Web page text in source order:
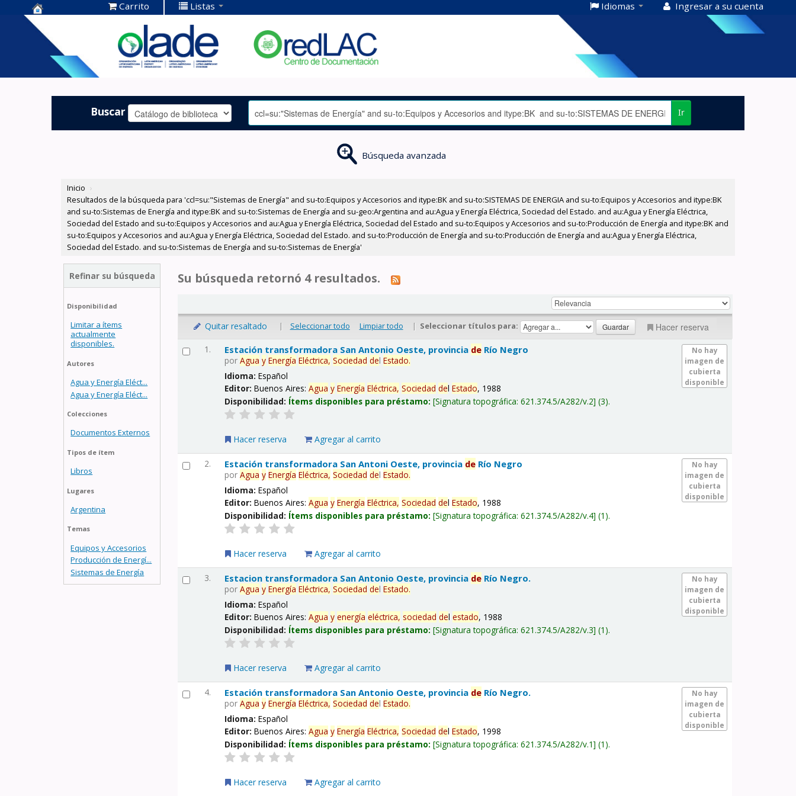
Centro de
Documentación
OLADE -
Carrito Listas Idiomas Ingresar a su cuenta
Buscar Ir
Búsqueda avanzada
Inicio ›
Resultados de la búsqueda para 'ccl=su:"Sistemas de Energía" and su-to:Equipos y Accesorios and itype:BK and su-to:SISTEMAS DE ENERGIA and su-to:Equipos y Accesorios and itype:BK
and su-to:Sistemas de Energía and itype:BK and su-to:Sistemas de Energía and su-geo:Argentina and au:Agua y Energía Eléctrica, Sociedad del Estado. and au:Agua y Energía Eléctrica,
Sociedad del Estado and su-to:Equipos y Accesorios and au:Agua y Energía Eléctrica, Sociedad del Estado and su-to:Equipos y Accesorios and su-to:Producción de Energía and itype:BK and
su-to:Equipos y Accesorios and au:Agua y Energía Eléctrica, Sociedad del Estado. and su-to:Producción de Energía and su-to:Producción de Energía and au:Agua y Energía Eléctrica,
Sociedad del Estado. and su-to:Sistemas de Energía and su-to:Sistemas de Energía'
Refinar su búsqueda
Disponibilidad
Limitar a ítems
actualmente
disponibles.
Autores
Agua y Energía Eléct...
Agua y Energía Eléct...
Colecciones
Documentos Externos
Tipos de ítem
Libros
Lugares
Argentina
Temas
Equipos y Accesorios
Producción de Energí...
Sistemas de Energía
Su búsqueda retornó 4 resultados.
Quitar resaltado | Seleccionar todo Limpiar todo | Seleccionar títulos para: Hacer reserva
1.
No hay
imagen de
cubierta
disponible
Estación transformadora San Antonio Oeste, provincia de Río Negro
porAgua y Energía Eléctrica, Sociedad delEstado.
Idioma:Español
Editor:Buenos Aires:Agua y Energía Eléctrica, Sociedad delEstado, 1988
Disponibilidad: Ítems disponibles para préstamo: Signatura topográfica:621.374.5/A282/v.2 (3).
Hacer reserva Agregar al carrito
2.
No hay
imagen de
cubierta
disponible
Estación transformadora San Antoni Oeste, provincia de Río Negro
porAgua y Energía Eléctrica, Sociedad delEstado.
Idioma:Español
Editor:Buenos Aires:Agua y Energía Eléctrica, Sociedad delEstado, 1988
Disponibilidad: Ítems disponibles para préstamo: Signatura topográfica:621.374.5/A282/v.4 (1).
Hacer reserva Agregar al carrito
3.
No hay
imagen de
cubierta
disponible
Estacion transformadora San Antonio Oeste, provincia de Río Negro.
porAgua y Energía Eléctrica, Sociedad delEstado.
Idioma:Español
Editor:Buenos Aires:Agua y energía eléctrica, sociedad delestado, 1988
Disponibilidad: Ítems disponibles para préstamo: Signatura topográfica:621.374.5/A282/v.3 (1).
Hacer reserva Agregar al carrito
4.
No hay
imagen de
cubierta
disponible
Estación transformadora San Antonio Oeste, provincia de Río Negro.
porAgua y Energía Eléctrica, Sociedad delEstado.
Idioma:Español
Editor:Buenos Aires:Agua y Energía Eléctrica, Sociedad delEstado, 1998
Disponibilidad: Ítems disponibles para préstamo: Signatura topográfica:621.374.5/A282/v.1 (1).
Hacer reserva Agregar al carrito